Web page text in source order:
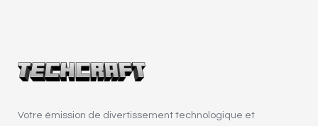
Votre émission de divertissement technologique et